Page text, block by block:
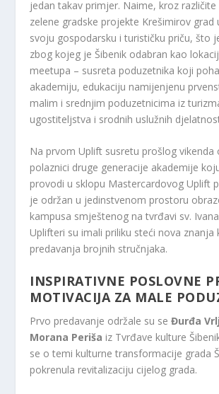
jedan takav primjer. Naime, kroz
zelene gradske projekte Krešimirov grad
svoju gospodarsku i turističku priču, što
zbog kojeg je Šibenik odabran kao
meetupa – susreta poduzetnika koji
akademiju, edukaciju namijenjenu
malim i srednjim poduzetnicima iz
ugostiteljstva i srodnih uslužnih
Na prvom Uplift susretu prošlog vikenda
polaznici druge generacije akademije
provodi u sklopu Mastercardovog Uplift
je održan u jedinstvenom prostoru
kampusa smještenog na tvrđavi sv.
Uplifteri su imali priliku steći nova znanja
predavanja brojnih stručnjaka.
INSPIRATIVNE POSLOVNE
MOTIVACIJA ZA MALE
Prvo predavanje održale su seĐurđa
Morana Periša iz Tvrđave kulture
se o temi kulturne transformacije grada
pokrenula revitalizaciju cijelog grada.